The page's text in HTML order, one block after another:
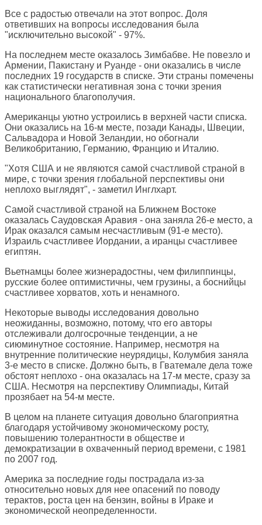
Все с радостью отвечали на этот вопрос. Доля
ответивших на вопросы исследования была
"исключительно высокой" - 97%.
На последнем месте оказалось Зимбабве. Не повезло и
Армении, Пакистану и Руанде - они оказались в числе
последних 19 государств в списке. Эти страны помечены
как статистически негативная зона с точки зрения
национального благополучия.
Американцы уютно устроились в верхней части списка.
Они оказались на 16-м месте, позади Канады, Швеции,
Сальвадора и Новой Зеландии, но обогнали
Великобританию, Германию, Францию и Италию.
"Хотя США и не являются самой счастливой страной в
мире, с точки зрения глобальной перспективы они
неплохо выглядят", - заметил Инглхарт.
Самой счастливой страной на Ближнем Востоке
оказалась Саудовская Аравия - она заняла 26-е место, а
Ирак оказался самым несчастливым (91-е место).
Израиль счастливее Иордании, а иранцы счастливее
египтян.
Вьетнамцы более жизнерадостны, чем филиппинцы,
русские более оптимистичны, чем грузины, а боснийцы
счастливее хорватов, хоть и ненамного.
Некоторые выводы исследования довольно
неожиданны, возможно, потому, что его авторы
отслеживали долгосрочные тенденции, а не
сиюминутное состояние. Например, несмотря на
внутренние политические неурядицы, Колумбия заняла
3-е место в списке. Должно быть, в Гватемале дела тоже
обстоят неплохо - она оказалась на 17-м месте, сразу за
США. Несмотря на перспективу Олимпиады, Китай
прозябает на 54-м месте.
В целом на планете ситуация довольно благоприятна
благодаря устойчивому экономическому росту,
повышению толерантности в обществе и
демократизации в охваченный период времени, с 1981
по 2007 год.
Америка за последние годы пострадала из-за
относительно новых для нее опасений по поводу
терактов, роста цен на бензин, войны в Ираке и
экономической неопределенности.